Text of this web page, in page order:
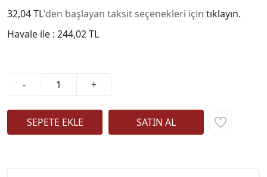
32,04 TL'den başlayan taksit seçenekleri için tıklayın.
Havale ile : 244,02 TL
- +